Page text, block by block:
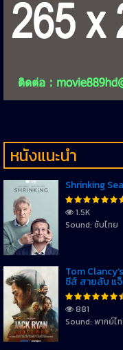
หนังแนะนำ
Shrinking
1.5K
Sound: ซับไทย
Tom
ซีส์ สายลับ แจ็
881
Sound: พากย์ไ